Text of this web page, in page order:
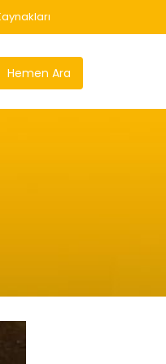
Hemen Ara